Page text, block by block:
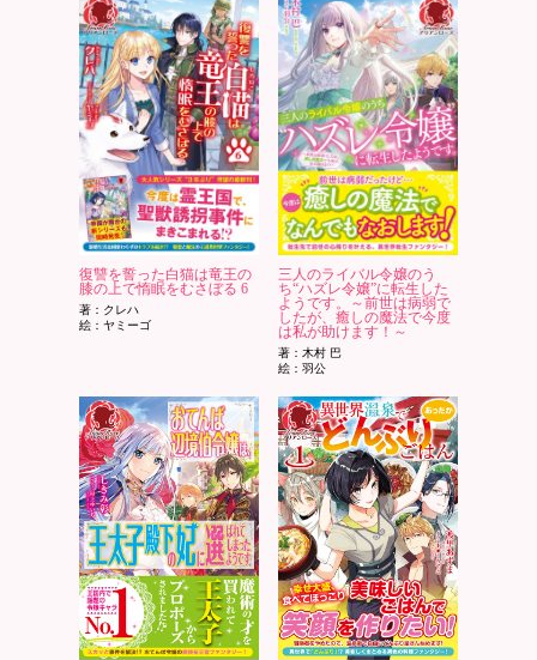
復讐を誓った白猫は竜王の
膝の上で惰眠をむさぼる 6
著：クレハ
絵：ヤミーゴ
三人のライバル令嬢のう
ち“ハズレ令嬢”に転生した
ようです。～前世は病弱で
したが、癒しの魔法で今度
は私が助けます！～
著：木村 巴
絵：羽公